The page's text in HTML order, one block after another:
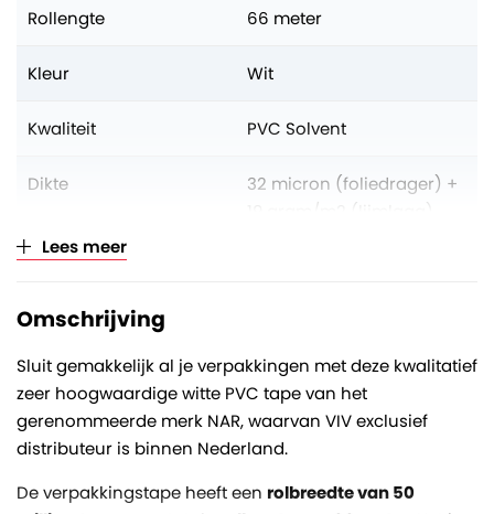
Rollengte 66 meter
Kleur Wit
Kwaliteit PVC Solvent
Dikte
32 micron (foliedrager) +
19 gram/m2 (lijmlaag)
Aantal op volle pallet
Verkoopeenheid
Lees meer
Omschrijving
Sluit gemakkelijk al je verpakkingen met deze kwalitatief
zeer hoogwaardige witte PVC tape van het
gerenommeerde merk NAR, waarvan VIV exclusief
distributeur is binnen Nederland.
De verpakkingstape heeft een rolbreedte van 50